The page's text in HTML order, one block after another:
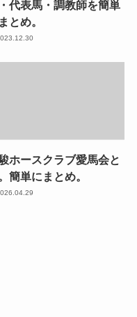
代表馬・調教師を簡単
とめ。
ホースクラブ愛馬会と
簡単にまとめ。